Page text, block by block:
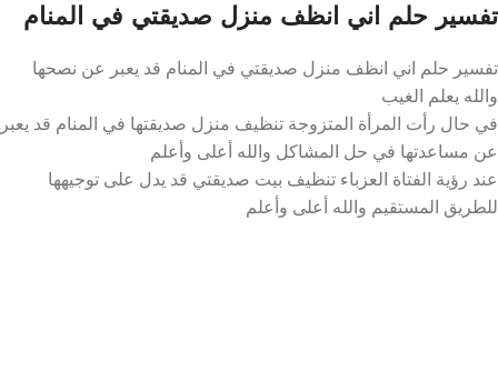
تفسير حلم اني انظف منزل صديقتي في المنام
تفسير حلم اني انظف منزل صديقتي في المنام قد يعبر عن نصحها
والله يعلم الغيب
في حال رأت المرأة المتزوجة تنظيف منزل صديقتها في المنام قد يعبر
عن مساعدتها في حل المشاكل والله أعلى وأعلم
عند رؤية الفتاة العزباء تنظيف بيت صديقتي قد يدل على توجيهها
للطريق المستقيم والله أعلى وأعلم